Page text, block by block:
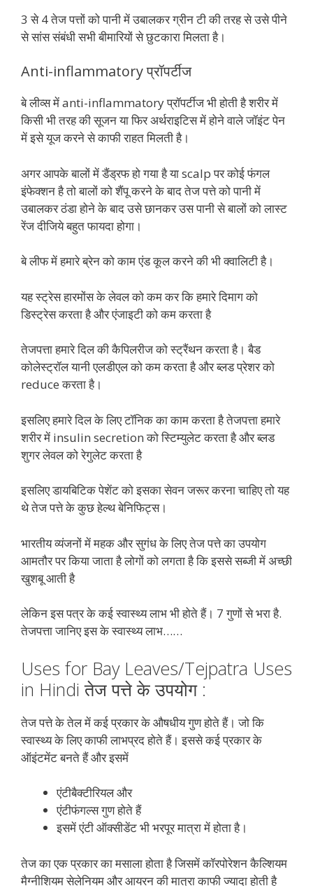
3 से 4 तेज पत्तों को पानी में उबालकर ग्रीन टी की तरह से उसे पीने
से सांस संबंधी सभी बीमारियों से छुटकारा मिलता है।
Anti-inflammatory प्रॉपर्टीज
बे लीव्स में anti-inflammatory प्रॉपर्टीज भी होती है शरीर में
किसी भी तरह की सूजन या फिर अर्थराइटिस में होने वाले जॉइंट पेन
में इसे यूज करने से काफी राहत मिलती है।
अगर आपके बालों में डैंड्रफ हो गया है या scalp पर कोई फंगल
इंफेक्शन है तो बालों को शैंपू करने के बाद तेज पत्ते को पानी में
उबालकर ठंडा होने के बाद उसे छानकर उस पानी से बालों को लास्ट
रेंज दीजिये बहुत फायदा होगा।
बे लीफ में हमारे ब्रेन को काम एंड कूल करने की भी क्वालिटी है।
यह स्ट्रेस हारमोंस के लेवल को कम कर कि हमारे दिमाग को
डिस्ट्रेस करता है और एंजाइटी को कम करता है
तेजपत्ता हमारे दिल की कैपिलरीज को स्ट्रैंथन करता है। बैड
कोलेस्ट्रॉल यानी एलडीएल को कम करता है और ब्लड प्रेशर को
reduce करता है।
इसलिए हमारे दिल के लिए टॉनिक का काम करता है तेजपत्ता हमारे
शरीर में insulin secretion को स्टिम्युलेट करता है और ब्लड
शुगर लेवल को रेगुलेट करता है
इसलिए डायबिटिक पेशेंट को इसका सेवन जरूर करना चाहिए तो यह
थे तेज पत्ते के कुछ हेल्थ बेनिफिट्स।
भारतीय व्यंजनों में महक और सुगंध के लिए तेज पत्ते का उपयोग
आमतौर पर किया जाता है लोगों को लगता है कि इससे सब्जी में अच्छी
खुशबू आती है
लेकिन इस पत्र के कई स्वास्थ्य लाभ भी होते हैं। 7 गुणों से भरा है.
तेजपत्ता जानिए इस के स्वास्थ्य लाभ……
Uses for Bay Leaves/Tejpatra Uses
in Hindi तेज पत्ते के उपयोग :
तेज पत्ते के तेल में कई प्रकार के औषधीय गुण होते हैं। जो कि
स्वास्थ्य के लिए काफी लाभप्रद होते हैं। इससे कई प्रकार के
ऑइंटमेंट बनते हैं और इसमें
एंटीबैक्टीरियल और
एंटीफंगल्स गुण होते हैं
इसमें एंटी ऑक्सीडेंट भी भरपूर मात्रा में होता है।
तेज का एक प्रकार का मसाला होता है जिसमें कॉरपोरेशन कैल्शियम
मैग्नीशियम सेलेनियम और आयरन की मात्रा काफी ज्यादा होती है